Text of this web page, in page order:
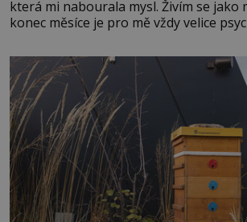
která mi nabourala mysl. Živím se jako
konec měsíce je pro mě vždy velice
dál častěji volá o pomoc, co se hlídání